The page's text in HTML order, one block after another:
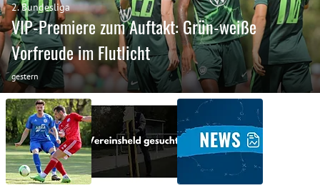
2. Bundesliga
VIP-Premiere zum Auftakt: Grün-weiße
Vorfreude im Flutlicht
gestern